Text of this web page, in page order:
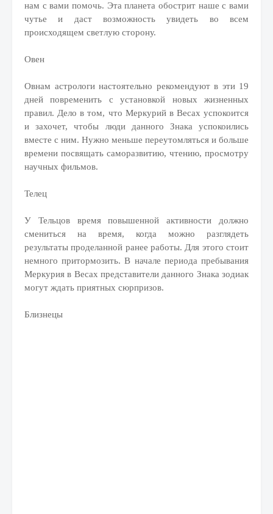
нам с вами помочь. Эта планета обострит наше с вами
чутье и даст возможность увидеть во всем
происходящем светлую сторону.
Овен
Овнам астрологи настоятельно рекомендуют в эти 19
дней повременить с установкой новых жизненных
правил. Дело в том, что Меркурий в Весах успокоится
и захочет, чтобы люди данного Знака успокоились
вместе с ним. Нужно меньше переутомляться и больше
времени посвящать саморазвитию, чтению, просмотру
научных фильмов.
Телец
У Тельцов время повышенной активности должно
смениться на время, когда можно разглядеть
результаты проделанной ранее работы. Для этого стоит
немного притормозить. В начале периода пребывания
Меркурия в Весах представители данного Знака зодиак
могут ждать приятных сюрпризов.
Близнецы